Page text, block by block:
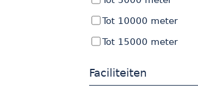
Faciliteiten
Tot 10000 meter
Tot 15000 meter